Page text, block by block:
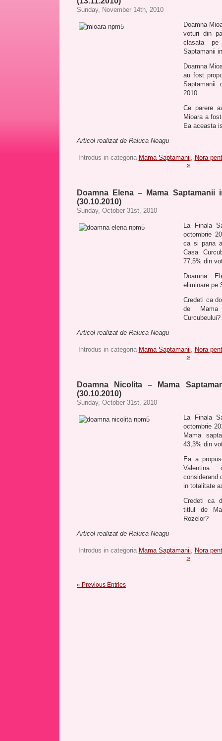
Sunday, November 14th, 2010
Doamna
voturi din
clasata
Saptamanii
Doamna
au fost
Saptamanii
2010.
Ce parere
Mioara a
Ea aceasta
Articol realizat de Raluca Neagu
Introdus in categoria Mama Saptamanii, Nora
»
Doamna Elena – Mama Saptamanii
(30.10.2010)
Sunday, October 31st, 2010
La Finala
octombrie
ca si pana
Casa
77,5% din
Doamna
eliminare pe
Credeti ca
de
Curcubeului?
Articol realizat de Raluca Neagu
Introdus in categoria Mama Saptamanii, Nora
»
Doamna Nicolita – Mama
(30.10.2010)
Sunday, October 31st, 2010
La Finala
octombrie
Mama
43,3% din
Ea a
considerand
in totalitate
Credeti ca
titlul de
Rozelor?
Articol realizat de Raluca Neagu
Introdus in categoria Mama Saptamanii, Nora
»
« Previous Entries